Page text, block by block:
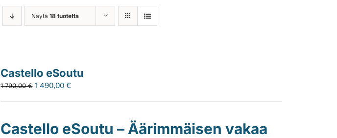
Näytä 18 tuotetta
Castello eSoutu
1 790,00€ 1 490,00€
Castello eSoutu – Äärimmäisen vakaa